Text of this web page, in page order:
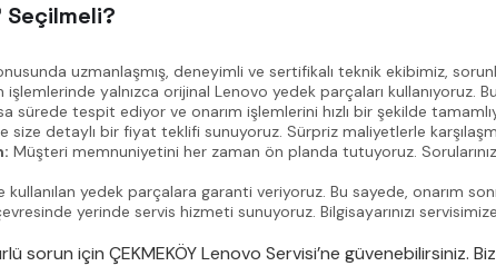
Seçilmeli?
uzmanlaşmış, deneyimli ve sertifikalı teknik ekibimiz,
işlemlerinde yalnızca orijinal Lenovo yedek parçaları kullanıyoruz.
sürede tespit ediyor ve onarım işlemlerini hızlı bir şekilde
size detaylı bir fiyat teklifi sunuyoruz. Sürpriz maliyetlerle
Müşteri memnuniyetini her zaman ön planda tutuyoruz.
kullanılan yedek parçalara garanti veriyoruz. Bu sayede, onarım
yerinde servis hizmeti sunuyoruz. Bilgisayarınızı
sorun için ÇEKMEKÖY Lenovo Servisi’ne güvenebilirsiniz.